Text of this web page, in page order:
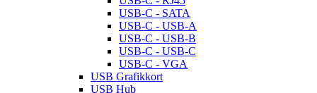
USB-C - SATA
USB-C - USB-A
USB-C - USB-B
USB-C - USB-C
USB-C - VGA
USB Grafikkort
USB Hub